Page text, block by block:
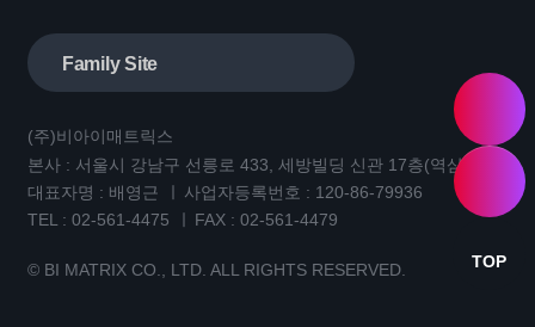
Family Site
(주)비아이매트릭스
본사 : 서울시 강남구 선릉로 433, 세방빌딩 신관 17층(역삼동)
대표자명 : 배영근
사업자등록번호 : 120-86-79936
TEL :02-561-4475 FAX : 02-561-4479
© BI MATRIX CO., LTD. ALL RIGHTS RESERVED. TOP